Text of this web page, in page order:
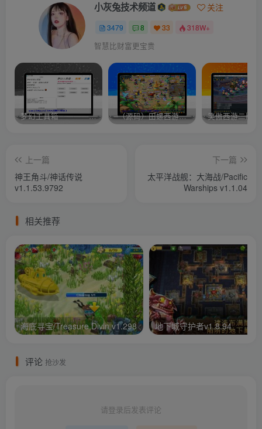
小灰兔技术频道 关注
3479 8 33 318W+
智慧比财富更宝贵
梦幻工具箱————-免费 –（源码）田螺西游9.0 假人摆摊18门派飞升渡劫化圣助战最新BB谛听…. 笑傲西游二版-
上一篇
神王角斗/神话传说
v1.1.53.9792
下一篇
太平洋战舰：大海战/Pacific
Warships v1.1.04
相关推荐
海底寻宝/Treasure Divin v1.298 地下城守护者v1.8.94
评论 抢沙发
请登录后发表评论